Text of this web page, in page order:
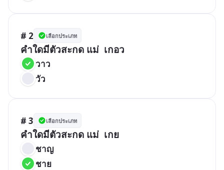
# 2 เลือกประเภท
คำใดมีตัวสะกด แม่  เกอว
วาว
วัว
# 3 เลือกประเภท
คำใดมีตัวสะกด แม่  เกย
ชาญ
ชาย